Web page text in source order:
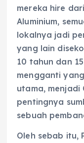
mereka hire
Aluminium,
lokalnya jadi
yang lain
10 tahun dan
mengganti
utama, menjadi
pentingnya
sebuah
Oleh sebab itu,